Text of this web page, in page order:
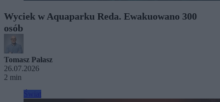
Wyciek w Aquaparku Reda. Ewakuowano 300
osób
Tomasz Pałasz
26.07.2026
2 min